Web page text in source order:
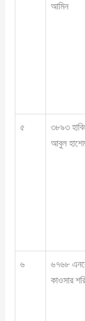
আমিন
৫
৩৮৯৩
আবুল
৬
৬৭৬৮
কাওসার